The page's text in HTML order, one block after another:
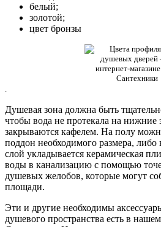
белый;
золотой;
цвет бронзы
Душевая зона должна быть
чтобы вода не протекала на
закрываются кафелем. На полу
поддон необходимого размера,
слой укладывается керамическая
воды в канализацию с помощью
душевых желобов, которые могут
площади.
Эти и другие необходимы
душевого пространства есть в